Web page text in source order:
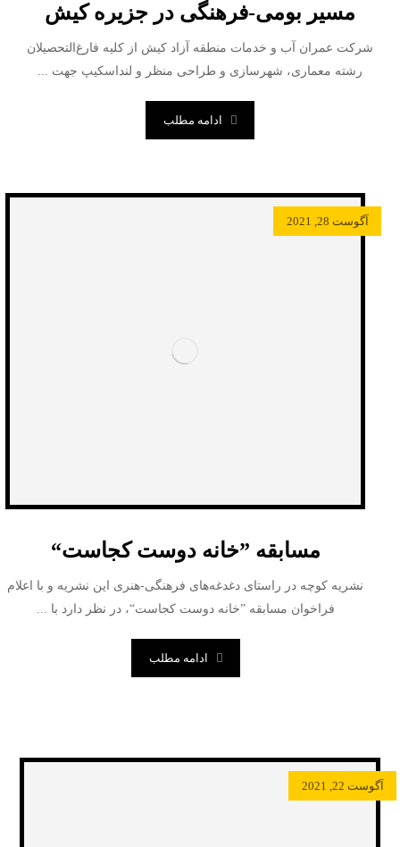
مسیر بومی-فرهنگی در جزیره کیش
شرکت عمران آب و خدمات منطقه آزاد کیش از کلیه فارغ‌التحصیلان
رشته معماری، شهرسازی و طراحی منظر و لنداسکیپ جهت ...
ادامه مطلب
مسابقه ”خانه دوست کجاست“
آگوست 28, 2021
نشریه کوچه در راستای دغدغه‌های فرهنگی-هنری این نشریه و با اعلام
فراخوان مسابقه ”خانه دوست کجاست“، در نظر دارد با ...
ادامه مطلب
آگوست 22, 2021